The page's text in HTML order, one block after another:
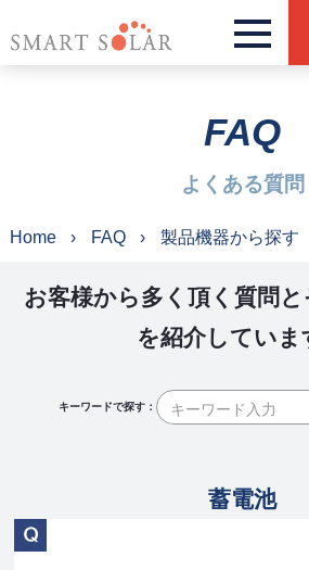
FAQ
よくある質問
Home FAQ 製品機器から探す
お客様から多く頂く質問
を紹介していま
キーワードで探す：
蓄電池